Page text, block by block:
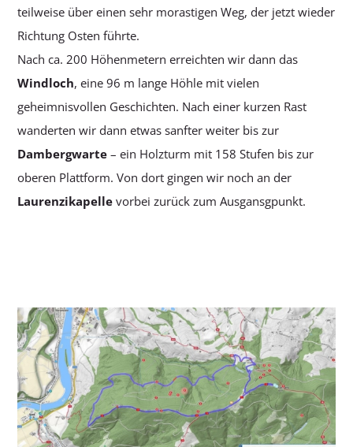
teilweise über einen sehr morastigen Weg, der jetzt wieder
Richtung Osten führte.
Nach ca. 200 Höhenmetern erreichten wir dann das
Windloch, eine 96 m lange Höhle mit vielen
geheimnisvollen Geschichten. Nach einer kurzen Rast
wanderten wir dann etwas sanfter weiter bis zur
Dambergwarte – ein Holzturm mit 158 Stufen bis zur
oberen Plattform. Von dort gingen wir noch an der
Laurenzikapelle vorbei zurück zum Ausgansgpunkt.